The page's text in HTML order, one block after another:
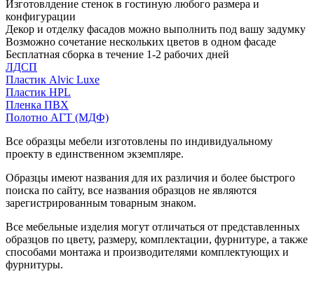
Изготовлдение стенок в гостиную любого размера и
конфигурации
Декор и отделку фасадов можно выполнить под вашу задумку
Возможно сочетание нескольких цветов в одном фасаде
Бесплатная сборка в течение 1-2 рабочих дней
ЛДСП
Пластик Alvic Luxe
Пластик HPL
Пленка ПВХ
Полотно АГТ (МДФ)
Все образцы мебели изготовлены по индивидуальному
проекту в единственном экземпляре.
Образцы имеют названия для их различия и более быстрого
поиска по сайту, все названия образцов не являются
зарегистрированным товарным знаком.
Все мебельные изделия могут отличаться от представленных
образцов по цвету, размеру, комплектации, фурнитуре, а также
способами монтажа и производителями комплектующих и
фурнитуры.